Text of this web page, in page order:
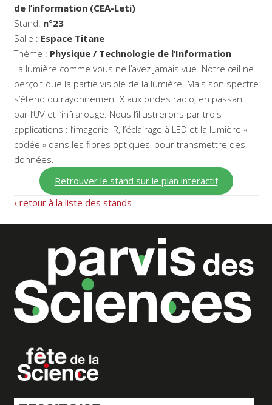
de l’information (CEA-Leti)
Stand: n°23
Salle : Espace Titane
Thème : Physique / Technologie de l’Information
La lumière comme vous ne l’avez jamais vue. Notre œil ne
perçoit que la partie visible de la lumière. Mais son spectre
s’étend du rayonnement X aux ondes radio, en passant
par l’UV et l’infrarouge. Nous l’illustrerons par trois
applications : l’imagerie IR, l’éclairage à LED et la lumière «
codée » dans les fibres optiques, pour transmettre des
données.
Retrouver le stand sur le plan interactif
‹ retour à la liste des stands